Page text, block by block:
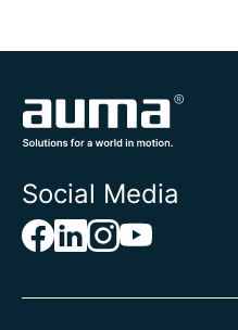
Social Media